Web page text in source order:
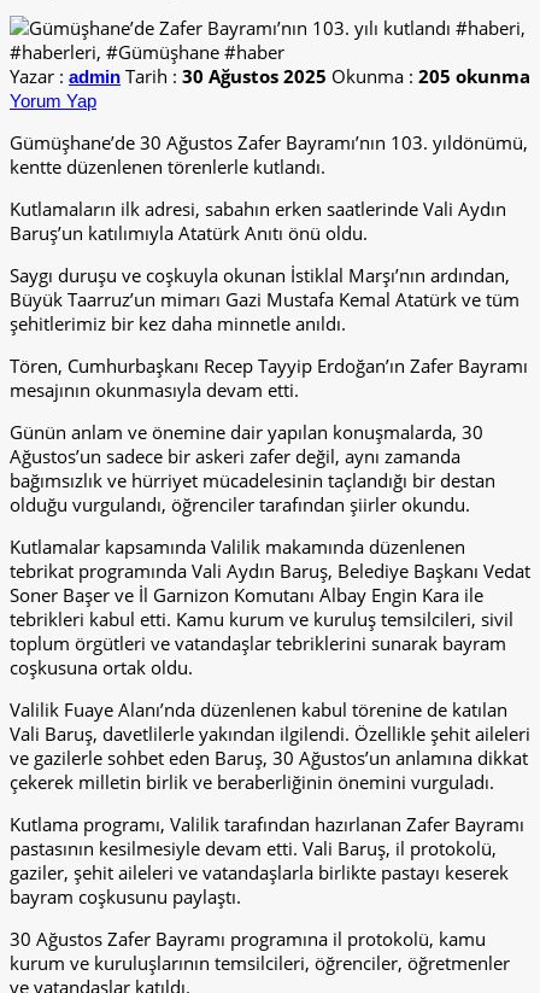
Yazar : admin Tarih : 30 Ağustos 2025 Okunma : 205 okunma
Yorum Yap
Gümüşhane’de 30 Ağustos Zafer Bayramı’nın 103. yıldönümü,
kentte düzenlenen törenlerle kutlandı.
Kutlamaların ilk adresi, sabahın erken saatlerinde Vali Aydın
Baruş’un katılımıyla Atatürk Anıtı önü oldu.
Saygı duruşu ve coşkuyla okunan İstiklal Marşı’nın ardından,
Büyük Taarruz’un mimarı Gazi Mustafa Kemal Atatürk ve tüm
şehitlerimiz bir kez daha minnetle anıldı.
Tören, Cumhurbaşkanı Recep Tayyip Erdoğan’ın Zafer Bayramı
mesajının okunmasıyla devam etti.
Günün anlam ve önemine dair yapılan konuşmalarda, 30
Ağustos’un sadece bir askeri zafer değil, aynı zamanda
bağımsızlık ve hürriyet mücadelesinin taçlandığı bir destan
olduğu vurgulandı, öğrenciler tarafından şiirler okundu.
Kutlamalar kapsamında Valilik makamında düzenlenen
tebrikat programında Vali Aydın Baruş, Belediye Başkanı Vedat
Soner Başer ve İl Garnizon Komutanı Albay Engin Kara ile
tebrikleri kabul etti. Kamu kurum ve kuruluş temsilcileri, sivil
toplum örgütleri ve vatandaşlar tebriklerini sunarak bayram
coşkusuna ortak oldu.
Valilik Fuaye Alanı’nda düzenlenen kabul törenine de katılan
Vali Baruş, davetlilerle yakından ilgilendi. Özellikle şehit aileleri
ve gazilerle sohbet eden Baruş, 30 Ağustos’un anlamına dikkat
çekerek milletin birlik ve beraberliğinin önemini vurguladı.
Kutlama programı, Valilik tarafından hazırlanan Zafer Bayramı
pastasının kesilmesiyle devam etti. Vali Baruş, il protokolü,
gaziler, şehit aileleri ve vatandaşlarla birlikte pastayı keserek
bayram coşkusunu paylaştı.
30 Ağustos Zafer Bayramı programına il protokolü, kamu
kurum ve kuruluşlarının temsilcileri, öğrenciler, öğretmenler
ve vatandaşlar katıldı.